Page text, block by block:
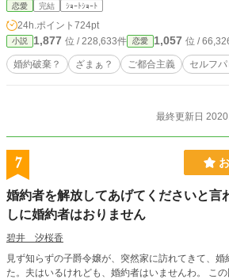
トの方に上げるべきかどうか悩んでたのとか大昔の
あまり出来ないのでいつも以上に誤字脱字等も多い
恋愛 完結 ｼｮｰﾄｼｮｰﾄ
24h.ポイント 724pt
小説 1,877 位 / 228,633件 恋愛 1,057 位 /
婚約破棄？ ざまぁ？ ご都合主義 セルフ
最終更新日
7
婚約者を解放してあげてくださいと言
しに婚約者はおりません
碧井 汐桜香
見ず知らずの子爵令嬢が、突然家に訪れてきて、
た。夫はいるけれども、婚約者はいませんわ。 こ